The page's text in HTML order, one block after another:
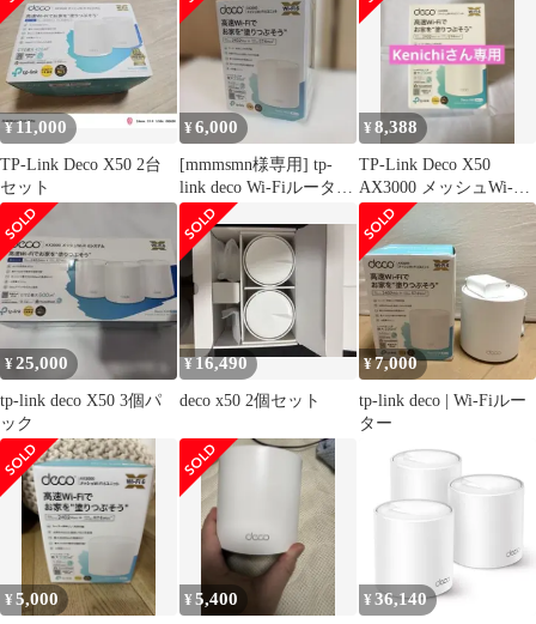
¥11,000
TP-Link Deco X50 2台
セット
¥6,000
[mmmsmn様専用] tp-
link deco Wi-Fiルーター
AX3000
¥8,388
TP-Link Deco X50
AX3000 メッシュWi-Fi
6ルーター
¥25,000
tp-link deco X50 3個パ
ック
¥ 16,490
deco x50 2個セット
¥7,000
tp-link deco | Wi-Fiルー
ター
¥5,000 ¥5,400 ¥ 36,140